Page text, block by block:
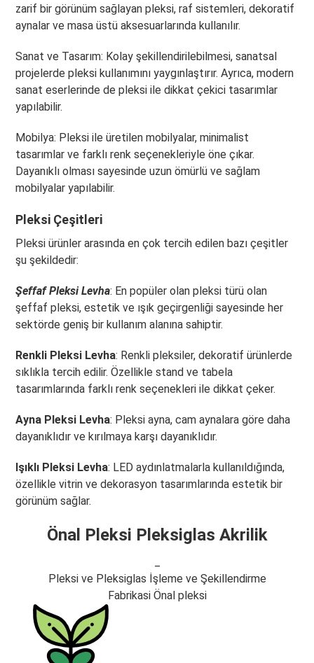
zarif bir görünüm sağlayan pleksi, raf sistemleri, dekoratif
aynalar ve masa üstü aksesuarlarında kullanılır.
Sanat ve Tasarım: Kolay şekillendirilebilmesi, sanatsal
projelerde pleksi kullanımını yaygınlaştırır. Ayrıca, modern
sanat eserlerinde de pleksi ile dikkat çekici tasarımlar
yapılabilir.
Mobilya: Pleksi ile üretilen mobilyalar, minimalist
tasarımlar ve farklı renk seçenekleriyle öne çıkar.
Dayanıklı olması sayesinde uzun ömürlü ve sağlam
mobilyalar yapılabilir.
Pleksi Çeşitleri
Pleksi ürünler arasında en çok tercih edilen bazı çeşitler
şu şekildedir:
Şeffaf Pleksi Levha: En popüler olan pleksi türü olan
şeffaf pleksi, estetik ve ışık geçirgenliği sayesinde her
sektörde geniş bir kullanım alanına sahiptir.
Renkli Pleksi Levha: Renkli pleksiler, dekoratif ürünlerde
sıklıkla tercih edilir. Özellikle stand ve tabela
tasarımlarında farklı renk seçenekleri ile dikkat çeker.
Ayna Pleksi Levha: Pleksi ayna, cam aynalara göre daha
dayanıklıdır ve kırılmaya karşı dayanıklıdır.
Işıklı Pleksi Levha: LED aydınlatmalarla kullanıldığında,
özellikle vitrin ve dekorasyon tasarımlarında estetik bir
görünüm sağlar.
Önal Pleksi Pleksiglas Akrilik
Pleksi ve Pleksiglas İşleme ve Şekillendirme
Fabrikasi Önal pleksi